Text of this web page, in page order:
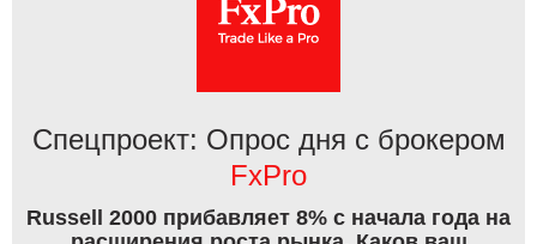
Спецпроект: Опрос дня с брокером
FxPro
Russell 2000 прибавляет 8% с начала года на